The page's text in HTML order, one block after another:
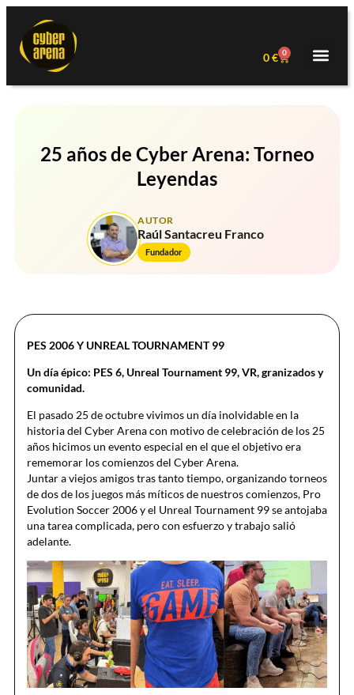
0€ 0
25 años de Cyber Arena: Torneo
Leyendas
AUTOR
Raúl Santacreu Franco
Fundador
PES 2006 Y UNREAL TOURNAMENT 99
Un día épico: PES 6, Unreal Tournament 99, VR, granizados y
comunidad.
El pasado 25 de octubre vivimos un día inolvidable en la
historia del Cyber Arena con motivo de celebración de los 25
años hicimos un evento especial en el que el objetivo era
rememorar los comienzos del Cyber Arena.
Juntar a viejos amigos tras tanto tiempo, organizando torneos
de dos de los juegos más míticos de nuestros comienzos, Pro
Evolution Soccer 2006 y el Unreal Tournament 99 se antojaba
una tarea complicada, pero con esfuerzo y trabajo salió
adelante.